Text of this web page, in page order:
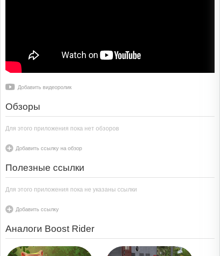
Добавить видеоролик
Обзоры
Для этого приложения пока нет обзоров
Добавить ссылку на обзор
Полезные ссылки
Для этого приложения пока не указаны ссылки
Добавить ссылку
Аналоги Boost Rider